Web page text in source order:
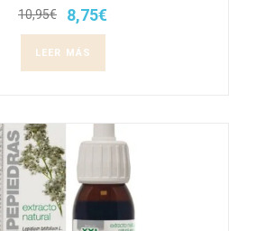
10,95€
El
precio
original
era:
8,75€
El
precio
actual
es:
LEER MÁS